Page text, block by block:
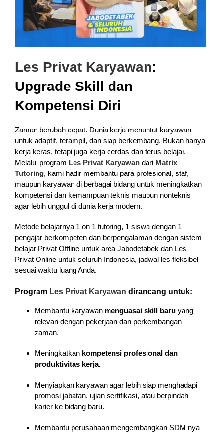
Les Privat Karyawan:
Upgrade Skill dan
Kompetensi Diri
Zaman berubah cepat. Dunia kerja menuntut karyawan
untuk adaptif, terampil, dan siap berkembang. Bukan hanya
kerja keras, tetapi juga kerja cerdas dan terus belajar.
Melalui program Les Privat Karyawandari Matrix
Tutoring, kami hadir membantu para profesional, staf,
maupun karyawan di berbagai bidang untuk meningkatkan
kompetensi dan kemampuan teknis maupun nonteknis
agar lebih unggul di dunia kerja modern.
Metode belajarnya 1 on 1 tutoring, 1 siswa dengan 1
pengajar berkompeten dan berpengalaman dengan sistem
belajar Privat Offline untuk area Jabodetabek dan Les
Privat Online untuk seluruh Indonesia, jadwal les fleksibel
sesuai waktu luang Anda.
Program Les Privat Karyawan dirancang untuk:
Membantu karyawan menguasai skill baruyang
relevan dengan pekerjaan dan perkembangan
zaman.
Meningkatkan kompetensi profesional dan
produktivitas kerja.
Menyiapkan karyawan agar lebih siap menghadapi
promosi jabatan, ujian sertifikasi, atau berpindah
karier ke bidang baru.
Membantu perusahaan mengembangkan SDM nya